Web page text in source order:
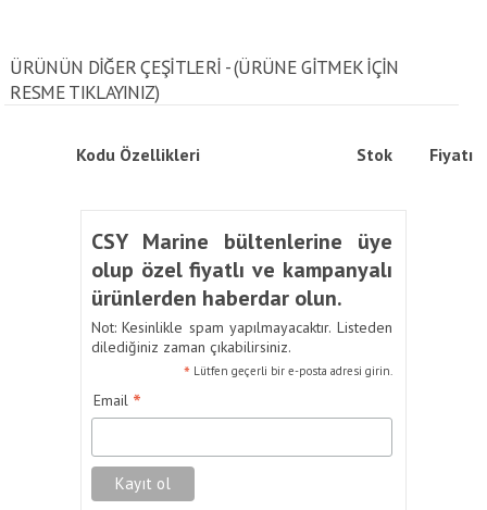
ÜRÜNÜN DİĞER ÇEŞİTLERİ - (ÜRÜNE GITMEK IÇIN
RESME TIKLAYINIZ)
Kodu Özellikleri Stok Fiyatı
CSY Marine bültenlerine üye
olup özel fiyatlı ve kampanyalı
ürünlerden haberdar olun.
Not: Kesinlikle spam yapılmayacaktır. Listeden
dilediğiniz zaman çıkabilirsiniz.
* Lütfen geçerli bir e-posta adresi girin.
Email *